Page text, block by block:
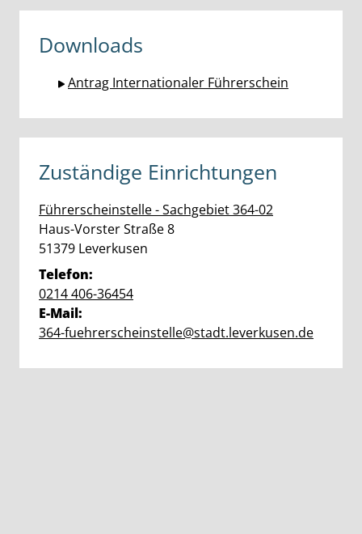
Downloads
Antrag Internationaler Führerschein
Zuständige Einrichtungen
Führerscheinstelle - Sachgebiet 364-02
Straße:
Haus-Vorster StraßeHausnummer:
8
PLZ:
51379 Ort:
Leverkusen
Telefon:
0214 406-36454
E-Mail:
364-fuehrerscheinstelle@stadt.leverkusen.de